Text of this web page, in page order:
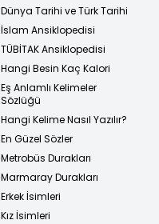
Dünya Tarihi ve Türk Tarihi
İslam Ansiklopedisi
TÜBİTAK Ansiklopedisi
Hangi Besin Kaç Kalori
Eş Anlamlı Kelimeler
Sözlüğü
Hangi Kelime Nasıl Yazılır?
En Güzel Sözler
Metrobüs Durakları
Marmaray Durakları
Erkek İsimleri
Kız İsimleri